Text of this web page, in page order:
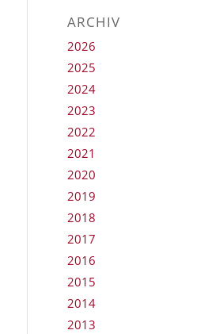
ARCHIV
2026
2025
2024
2023
2022
2021
2020
2019
2018
2017
2016
2015
2014
2013